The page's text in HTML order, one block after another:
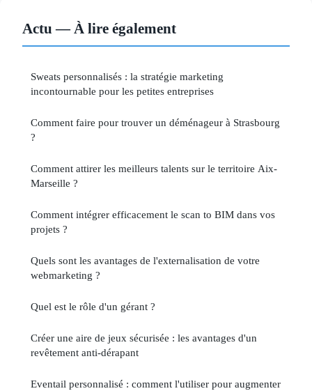
Actu — À lire également
Sweats personnalisés : la stratégie marketing
incontournable pour les petites entreprises
Comment faire pour trouver un déménageur à Strasbourg
?
Comment attirer les meilleurs talents sur le territoire Aix-
Marseille ?
Comment intégrer efficacement le scan to BIM dans vos
projets ?
Quels sont les avantages de l'externalisation de votre
webmarketing ?
Quel est le rôle d'un gérant ?
Créer une aire de jeux sécurisée : les avantages d'un
revêtement anti-dérapant
Eventail personnalisé : comment l'utiliser pour augmenter